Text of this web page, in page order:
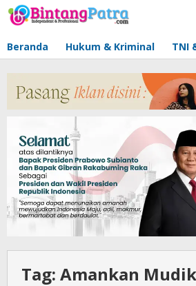
Lewati
ke
Beranda Hukum & Kriminal TNI
Tag: Amankan